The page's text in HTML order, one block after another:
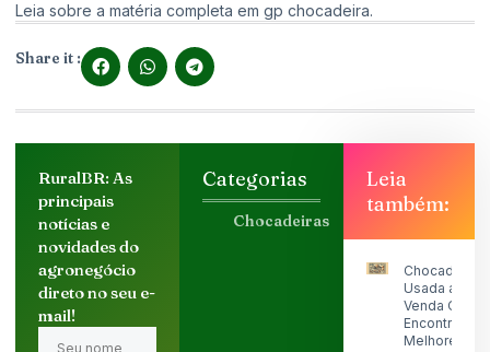
Leia sobre a matéria completa em gp chocadeira.
Share it :
RuralBR: As
principais
notícias e
novidades do
agronegócio
direto no seu e-
mail!
Categorias
Chocadeiras
Leia
também:
Chocadeira
Usada a
Venda OLX:
Encontre as
Melhores